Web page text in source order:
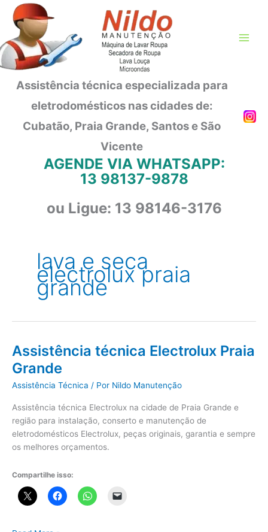
para
conteúdo
Assistência técnica especializada para
eletrodomésticos nas cidades de:
Cubatão, Praia Grande, Santos e São
Vicente
AGENDE VIA WHATSAPP:
13 98137-9878
ou Ligue: 13 98146-3176
lava e seca
electrolux praia
grande
Assistência técnica Electrolux Praia
Grande
Assistência Técnica / Por Nildo Manutenção
Assistência técnica Electrolux na cidade de Praia Grande e
região para instalação, conserto e manutenção de
eletrodomésticos Electrolux, peças originais, garantia e sempre
os melhores orçamentos.
Compartilhe isso: